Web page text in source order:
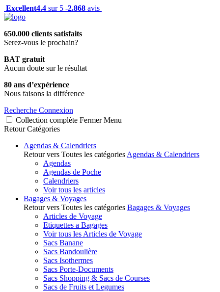
Excellent4.4 sur 5 -2.868 avis
650.000 clients satisfaits
Serez-vous le prochain?
BAT gratuit
Aucun doute sur le résultat
80 ans d’expérience
Nous faisons la différence
Recherche Connexion
Collection complète Fermer Menu
Retour Catégories
Agendas & Calendriers
Retour vers Toutes les catégories Agendas & Calendriers
Agendas
Agendas de Poche
Calendriers
Voir tous les articles
Bagages & Voyages
Retour vers Toutes les catégories Bagages & Voyages
Articles de Voyage
Etiquettes a Bagages
Voir tous les Articles de Voyage
Sacs Banane
Sacs Bandoulière
Sacs Isothermes
Sacs Porte-Documents
Sacs Shopping & Sacs de Courses
Sacs de Fruits et Legumes